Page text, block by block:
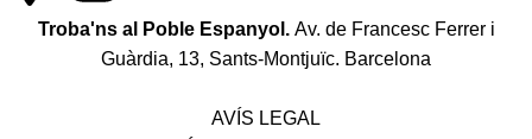
Troba'ns al Poble Espanyol. Av. de Francesc Ferrer i
Guàrdia, 13, Sants-Montjuïc. Barcelona
AVÍS LEGAL